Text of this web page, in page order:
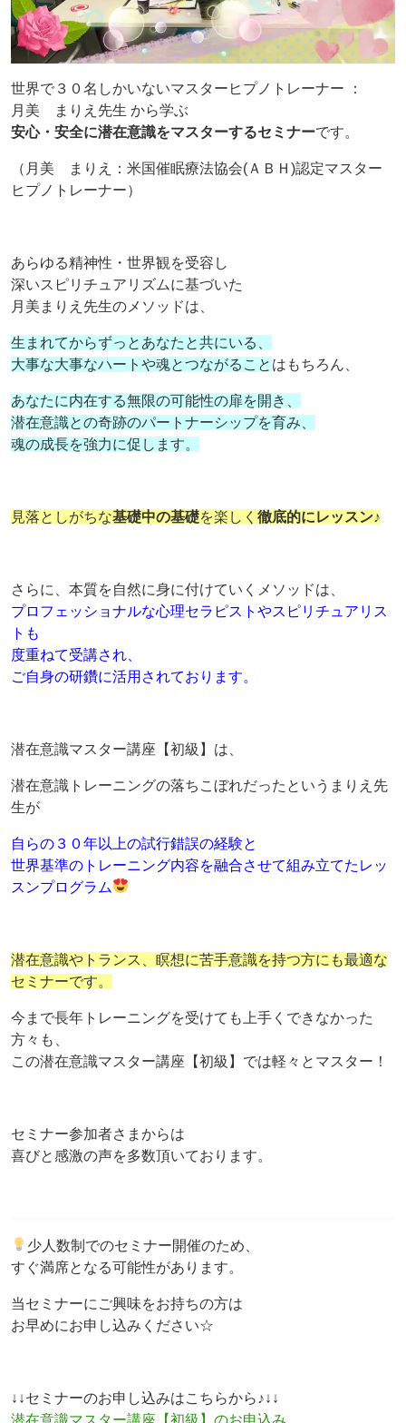
世界で３０名しかいないマスターヒプノトレーナー ：
月美 まりえ先生 から学ぶ
安心・安全に潜在意識をマスターするセミナーです。
（月美 まりえ：米国催眠療法協会(ＡＢＨ)認定マスター
ヒプノトレーナー）
あらゆる精神性・世界観を受容し
深いスピリチュアリズムに基づいた
月美まりえ先生のメソッドは、
生まれてからずっとあなたと共にいる、
大事な大事なハートや魂とつながること はもちろん、
あなたに内在する無限の可能性の扉を開き、
潜在意識との奇跡のパートナーシップを育み、
魂の成長を強力に促します。
見落としがちな基礎中の基礎を楽しく 徹底的にレッスン♪
さらに、本質を自然に身に付けていくメソッドは、
プロフェッショナルな心理セラピストやスピリチュアリス
トも
度重ねて受講され、
ご自身の研鑽に活用されております。
潜在意識マスター講座【初級】は、
潜在意識トレーニングの落ちこぼれだったというまりえ先
生が
自らの３０年以上の試行錯誤の経験と
世界基準のトレーニング内容を融合させて組み立てたレッ
スンプログラム
潜在意識やトランス、瞑想に苦手意識を持つ方にも最適な
セミナーです。
今まで長年トレーニングを受けても上手くできなかった
方々も、
この潜在意識マスター講座【初級】では軽々とマスター！
セミナー参加者さまからは
喜びと感激の声を多数頂いております。
少人数制でのセミナー開催のため、
すぐ満席となる可能性があります。
当セミナーにご興味をお持ちの方は
お早めにお申し込みください☆
↓↓セミナーのお申し込みはこちらから♪↓↓
潜在意識マスター講座【初級】のお申込み